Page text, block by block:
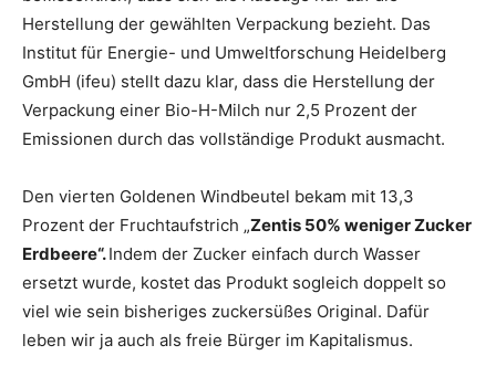
Herstellung der gewählten Verpackung bezieht. Das
Institut für Energie- und Umweltforschung Heidelberg
GmbH (ifeu) stellt dazu klar, dass die Herstellung der
Verpackung einer Bio-H-Milch nur 2,5 Prozent der
Emissionen durch das vollständige Produkt ausmacht.
Den vierten Goldenen Windbeutel bekam mit 13,3
Prozent der Fruchtaufstrich „Zentis 50% weniger Zucker
Erdbeere“.Indem der Zucker einfach durch Wasser
ersetzt wurde, kostet das Produkt sogleich doppelt so
viel wie sein bisheriges zuckersüßes Original. Dafür
leben wir ja auch als freie Bürger im Kapitalismus.